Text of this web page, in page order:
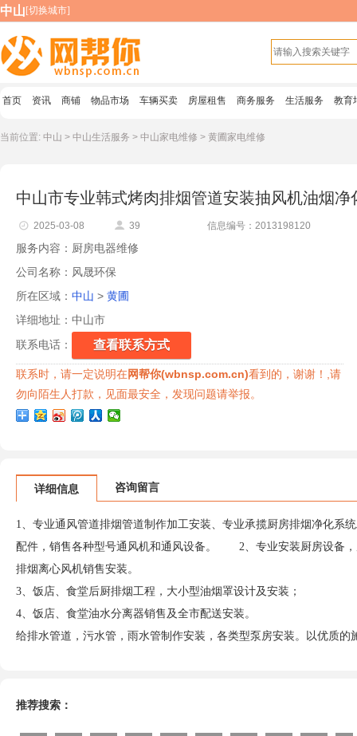
中山 [切换城市]
首页 资讯 商铺 物品市场 车辆买卖 房屋租售 商务服务 生活服务 教育
当前位置: 中山 > 中山生活服务 > 中山家电维修 > 黄圃家电维修
中山市专业韩式烤肉排烟管道安装抽风机油烟净
2025-03-08
09:41:27
39 信息编号：2013198120
服务内容：厨房电器维修
公司名称：风晟环保
所在区域： 中山 > 黄圃
详细地址： 中山市
联系电话：
查看联系方式
联系时，请一定说明在网帮你(wbnsp.com.cn)看到的，谢谢！,请
勿向陌生人打款，见面最安全，发现问题请举报。
详细信息 咨询留言
1、专业通风管道排烟管道制作加工安装、专业承揽厨房排烟净化系
配件，销售各种型号通风机和通风设备。 2、专业安装厨房设备，
排烟离心风机销售安装。
3、饭店、食堂后厨排烟工程，大小型油烟罩设计及安装；
4、饭店、食堂油水分离器销售及全市配送安装。
给排水管道，污水管，雨水管制作安装，各类型泵房安装。以优
推荐搜索：